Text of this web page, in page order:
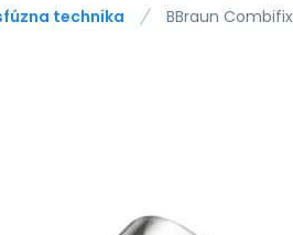
technika BBraun